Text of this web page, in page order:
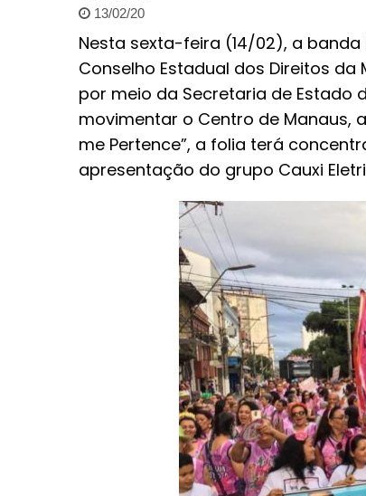
13/02/20
Nesta sexta-feira (14/02), a
Conselho Estadual dos Direitos
por meio da Secretaria de Estado
movimentar o Centro de Manaus,
me Pertence”, a folia terá
apresentação do grupo Cauxi